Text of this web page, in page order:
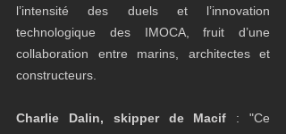
l’intensité des duels et l’innovation
technologique des IMOCA, fruit d’une
collaboration entre marins, architectes et
constructeurs.
Charlie Dalin, skipper de Macif : "Ce